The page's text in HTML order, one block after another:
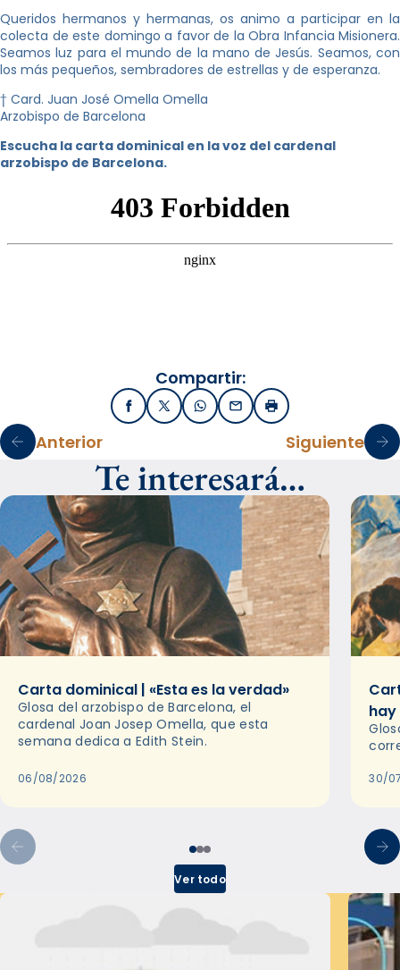
Queridos hermanos y hermanas, os animo a participar en la
colecta de este domingo a favor de la Obra Infancia Misionera.
Seamos luz para el mundo de la mano de Jesús. Seamos, con
los más pequeños, sembradores de estrellas y de esperanza.
† Card. Juan José Omella Omella
Arzobispo de Barcelona
Escucha la carta dominical en la voz del cardenal
arzobispo de Barcelona.
Compartir:
FacebookX / TwitterWhatsApp
EmailImprimir
Anterior Siguiente
Te interesará…
Carta dominical | «Esta es la verdad»
Glosa del arzobispo de Barcelona, el
cardenal Joan Josep Omella, que esta
semana dedica a Edith Stein.
06/08/2026 30/
Ver todo